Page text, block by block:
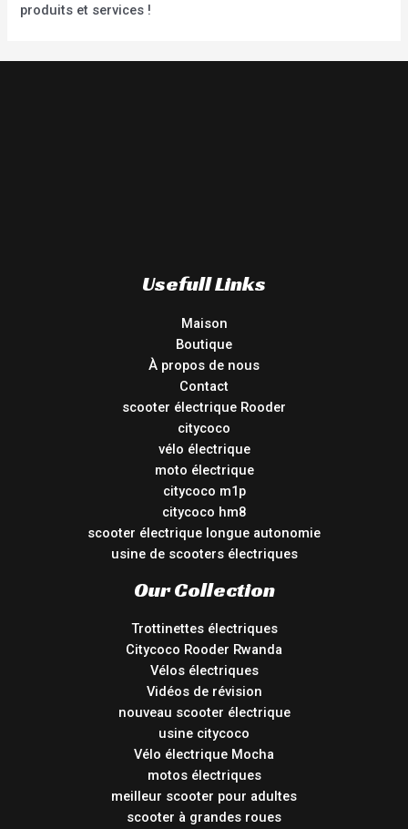
produits et services !
Usefull Links
Maison
Boutique
À propos de nous
Contact
scooter électrique Rooder
citycoco
vélo électrique
moto électrique
citycoco m1p
citycoco hm8
scooter électrique longue autonomie
usine de scooters électriques
Our Collection
Trottinettes électriques
Citycoco Rooder Rwanda
Vélos électriques
Vidéos de révision
nouveau scooter électrique
usine citycoco
Vélo électrique Mocha
motos électriques
meilleur scooter pour adultes
scooter à grandes roues